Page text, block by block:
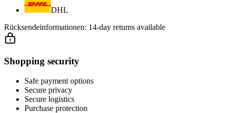
DHL
Rücksendeinformationen: 14-day returns available
Shopping security
Safe payment options
Secure privacy
Secure logistics
Purchase protection